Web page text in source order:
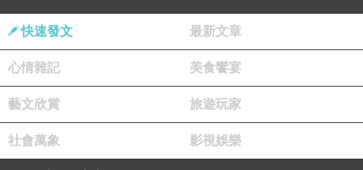
用簡單的線條將原本枯燥的印象改造為高雅質感的設計，讓你擁有新時
尚
【東京家居】 尺胡桃色開放書櫃，整組採用
心板，擁有高度穩定性結構耐用紮實，使用壽命也較為長久。表面使用
波麗處理 ，帶有濃厚森林韻味，而樹木的細膩紋理擁有溫潤的色澤，讓
快速發文 最新文章
心情雜記 美食饗宴
藝文欣賞 旅遊玩家
社會萬象 影視娛樂